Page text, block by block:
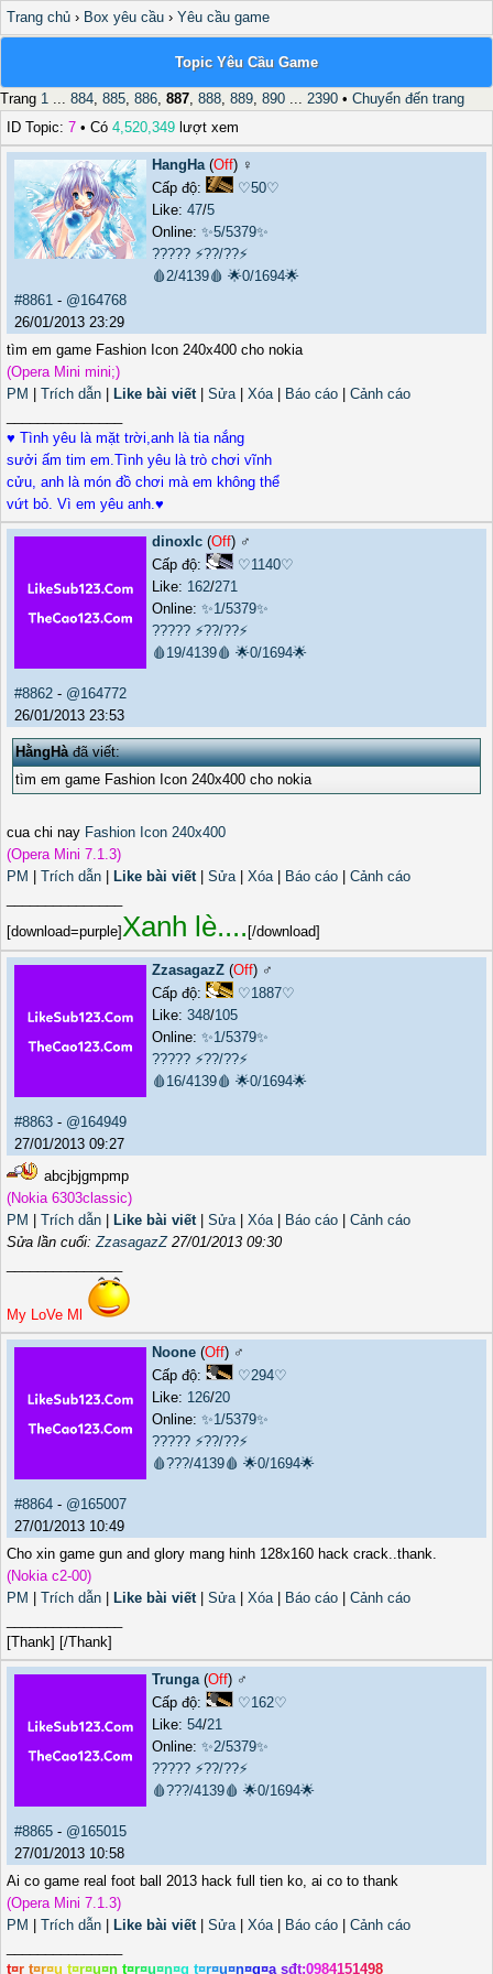
Trang chủ › Box yêu cầu › Yêu cầu game
Topic Yêu Cầu Game
Trang 1 ... 884, 885, 886, 887, 888, 889, 890 ... 2390 • Chuyển đến trang
ID Topic: 7 • Có 4,520,349 lượt xem
HangHa(Off) ♀️
Cấp độ:
♡50♡
Like: 47/5
Online: ✨5/5379✨
????? ⚡??/??⚡
🩸2/4139🩸 🌟0/1694🌟
#8861 - @164768
26/01/2013 23:29
tìm em game Fashion Icon 240x400 cho nokia
(Opera Mini mini;)
PM
Trích dẫn Like bài viết| Sửa| Xóa| Báo cáo
Cảnh cáo
♥ Tình yêu là mặt trời,anh là tia nắng
sưởi ấm tim em.Tình yêu là trò chơi vĩnh
cửu, anh là món đồ chơi mà em không thể
vứt bỏ. Vì em yêu anh.♥
dinoxlc (Off) ♂️
Cấp độ:
♡1140♡
Like: 162/271
Online: ✨1/5379✨
????? ⚡??/??⚡
🩸19/4139🩸 🌟0/1694🌟
#8862 - @164772
26/01/2013 23:53
HằngHàđã viết:
tìm em game Fashion Icon 240x400 cho nokia
cua chi nay Fashion Icon 240x400
(Opera Mini 7.1.3)
PM
Trích dẫn Like bài viết| Sửa| Xóa| Báo cáo
Cảnh cáo
[download=purple]Xanh lè.... [/download]
ZzasagazZ (Off) ♂️
Cấp độ:
♡1887♡
Like: 348/105
Online: ✨1/5379✨
????? ⚡??/??⚡
🩸16/4139🩸 🌟0/1694🌟
#8863 - @164949
27/01/2013 09:27
abcjbjgmpmp
(Nokia 6303classic)
PM
Trích dẫn Like bài viết| Sửa| Xóa| Báo cáo
Cảnh cáo
Sửa lần cuối:ZzasagazZ27/01/2013 09:30
My LoVe Ml
Noone (Off) ♂️
Cấp độ:
♡294♡
Like: 126/20
Online: ✨1/5379✨
????? ⚡??/??⚡
🩸???/4139🩸 🌟0/1694🌟
#8864 - @165007
27/01/2013 10:49
Cho xin game gun and glory mang hinh 128x160 hack crack..thank.
(Nokia c2-00)
PM
Trích dẫn Like bài viết| Sửa| Xóa| Báo cáo
Cảnh cáo
[Thank] [/Thank]
Trunga(Off) ♂️
Cấp độ:
♡162♡
Like: 54/21
Online: ✨2/5379✨
????? ⚡??/??⚡
🩸???/4139🩸 🌟0/1694🌟
#8865 - @165015
27/01/2013 10:58
Ai co game real foot ball 2013 hack full tien ko, ai co to thank
(Opera Mini 7.1.3)
PM
Trích dẫn Like bài viết| Sửa| Xóa| Báo cáo
Cảnh cáo
t¤r t¤r¤u t¤r¤u¤n t¤r¤u¤n¤g t¤r¤u¤n¤g¤a sđt:0984151498